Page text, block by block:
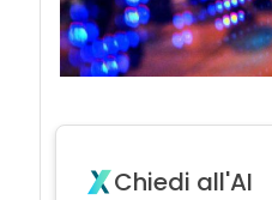
Chiedi all'AI